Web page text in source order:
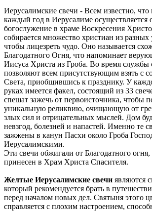
Иерусалимские свечи - Всем известно,
каждый год в Иерусалиме осуществляется
богослужение в храме Воскресения
собирается множество христиан из разных
чтобы лицезреть чудо. Оно называется
Благодатного Огня, что напоминает
Иисуса Христа из Гроба. Во время службы
позволяют всем присутствующим взять с
Света, приобщившись к празднику. У
руках имеется факел, состоящий из 33
спешат зажечь от первоисточника, чтобы
уникальную реликвию, очищающую от
злых сил и отрицательных мыслей. Дом
невзгод, болезней и напастей. Именно те
зажжены в канун Пасхи около Гроба
Иерусалимскими.
Эти свечи обжигали от Благодатного
принесен в Храм Христа Спасителя.
Желтые Иерусалимские свечи являются
который рекомендуется брать в
перед началом новых дел. Святыня этого
справляется с плохим настроением,